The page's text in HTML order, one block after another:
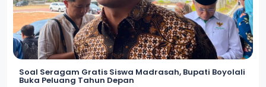
Soal Seragam Gratis Siswa Madrasah, Bupati Boyolali
Buka Peluang Tahun Depan